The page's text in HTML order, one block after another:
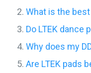
What is the best
Do LTEK dance
Why does my
Are LTEK pads